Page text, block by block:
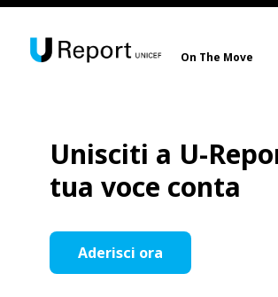
On The Move
Unisciti a U-
tua voce conta
Aderisci ora